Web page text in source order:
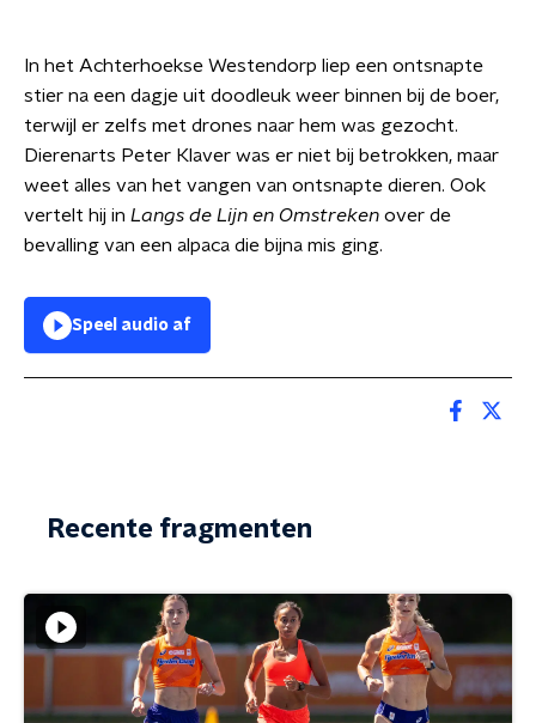
In het Achterhoekse Westendorp liep een ontsnapte
stier na een dagje uit doodleuk weer binnen bij de boer,
terwijl er zelfs met drones naar hem was gezocht.
Dierenarts Peter Klaver was er niet bij betrokken, maar
weet alles van het vangen van ontsnapte dieren. Ook
vertelt hij in Langs de Lijn en Omstreken over de
bevalling van een alpaca die bijna mis ging.
Speel audio af
Recente fragmenten